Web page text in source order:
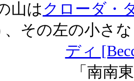
山はクローダ・
、その左の小さ
ディ
「南南